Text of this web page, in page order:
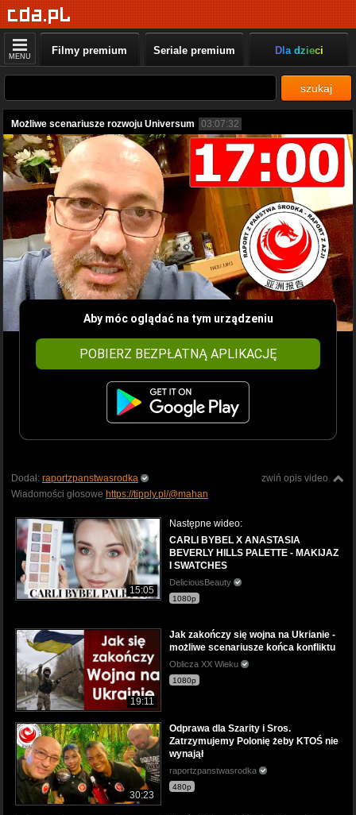
MENU Filmy premium Seriale premium Dla dzieci
szukaj
Możliwe scenariusze rozwoju Universum 03:07:32
Aby móc oglądać na tym urządzeniu
POBIERZ BEZPŁATNĄ APLIKACJĘ
zwiń opis video
Dodał: raportzpanstwasrodka
Wiadomości głosowe https://tipply.pl/@mahan
15:05
Następne wideo:
CARLI BYBEL X ANASTASIA
BEVERLY HILLS PALETTE - MAKIJAZ
I SWATCHES
DeliciousBeauty
1080p
19:11
Jak zakończy się wojna na Ukrianie -
możliwe scenariusze końca konfliktu
Oblicza XX Wieku
1080p
30:23
Odprawa dla Szarity i Sros.
Zatrzymujemy Polonię żeby KTOŚ nie
wynajął
raportzpanstwasrodka
480p